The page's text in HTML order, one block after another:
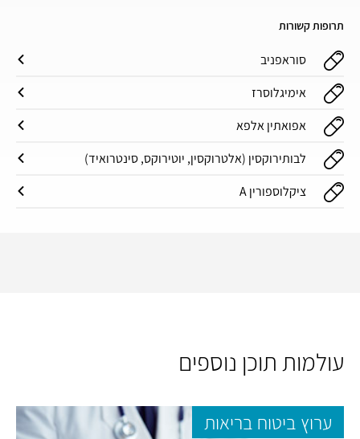
תרופות קשורות
סוראפניב
אימיגלוסרז
אפואתין אלפא
לבותירוקסין (אלטרוקסין, יוטירוקס, סינטרואיד)
ציקלוספורין A
עולמות תוכן נוספים
ערוץ ביטוח בריאות